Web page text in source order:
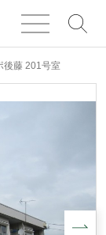
後藤 201号室